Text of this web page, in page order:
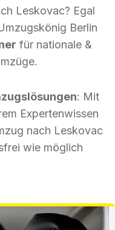
Leskovac? Egal
Berlin
für nationale &
: Mit
Expertenwissen
nach Leskovac
wie möglich